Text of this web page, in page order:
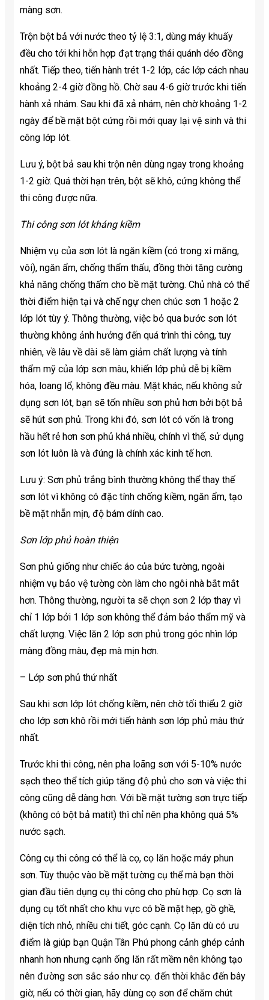
màng sơn.
Trộn bột bả với nước theo tỷ lệ 3:1, dùng máy khuấy
đều cho tới khi hỗn hợp đạt trạng thái quánh dẻo đồng
nhất. Tiếp theo, tiến hành trét 1-2 lớp, các lớp cách nhau
khoảng 2-4 giờ đồng hồ. Chờ sau 4-6 giờ trước khi tiến
hành xả nhám. Sau khi đã xả nhám, nên chờ khoảng 1-2
ngày để bề mặt bột cứng rồi mới quay lại vệ sinh và thi
công lớp lót.
Lưu ý, bột bả sau khi trộn nên dùng ngay trong khoảng
1-2 giờ. Quá thời hạn trên, bột sẽ khô, cứng không thể
thi công được nữa.
Thi công sơn lót kháng kiềm
Nhiệm vụ của sơn lót là ngăn kiềm (có trong xi măng,
vôi), ngăn ẩm, chống thẩm thấu, đồng thời tăng cường
khả năng chống thấm cho bề mặt tường. Chủ nhà có thể
thời điểm hiện tại và chế ngự chen chúc sơn 1 hoặc 2
lớp lót tùy ý. Thông thường, việc bỏ qua bước sơn lót
thường không ảnh hưởng đến quá trình thi công, tuy
nhiên, về lâu về dài sẽ làm giảm chất lượng và tính
thẩm mỹ của lớp sơn màu, khiến lớp phủ dễ bị kiềm
hóa, loang lổ, không đều màu. Mặt khác, nếu không sử
dụng sơn lót, bạn sẽ tốn nhiều sơn phủ hơn bởi bột bả
sẽ hút sơn phủ. Trong khi đó, sơn lót có vốn là trong
hầu hết rẻ hơn sơn phủ khá nhiều, chính vì thế, sử dụng
sơn lót luôn là và đúng là chính xác kinh tế hơn.
Lưu ý: Sơn phủ trắng bình thường không thể thay thế
sơn lót vì không có đặc tính chống kiềm, ngăn ẩm, tạo
bề mặt nhẵn mịn, độ bám dính cao.
Sơn lớp phủ hoàn thiện
Sơn phủ giống như chiếc áo của bức tường, ngoài
nhiệm vụ bảo vệ tường còn làm cho ngôi nhà bắt mắt
hơn. Thông thường, người ta sẽ chọn sơn 2 lớp thay vì
chỉ 1 lớp bởi 1 lớp sơn không thể đảm bảo thẩm mỹ và
chất lượng. Việc lăn 2 lớp sơn phủ trong góc nhìn lớp
màng đồng màu, đẹp mà mịn hơn.
– Lớp sơn phủ thứ nhất
Sau khi sơn lớp lót chống kiềm, nên chờ tối thiểu 2 giờ
cho lớp sơn khô rồi mới tiến hành sơn lớp phủ màu thứ
nhất.
Trước khi thi công, nên pha loãng sơn với 5-10% nước
sạch theo thể tích giúp tăng độ phủ cho sơn và việc thi
công cũng dễ dàng hơn. Với bề mặt tường sơn trực tiếp
(không có bột bả matit) thì chỉ nên pha không quá 5%
nước sạch.
Công cụ thi công có thể là cọ, cọ lăn hoặc máy phun
sơn. Tùy thuộc vào bề mặt tường cụ thể mà bạn thời
gian đầu tiên dụng cụ thi công cho phù hợp. Cọ sơn là
dụng cụ tốt nhất cho khu vực có bề mặt hẹp, gồ ghề,
diện tích nhỏ, nhiều chi tiết, góc cạnh. Cọ lăn dù có ưu
điểm là giúp bạn Quận Tân Phú phong cảnh ghép cảnh
nhanh hơn nhưng cạnh ống lăn rất mềm nên không tạo
nên đường sơn sắc sảo như cọ. đến thời khắc đến bây
giờ, nếu có thời gian, hãy dùng cọ sơn để chăm chút